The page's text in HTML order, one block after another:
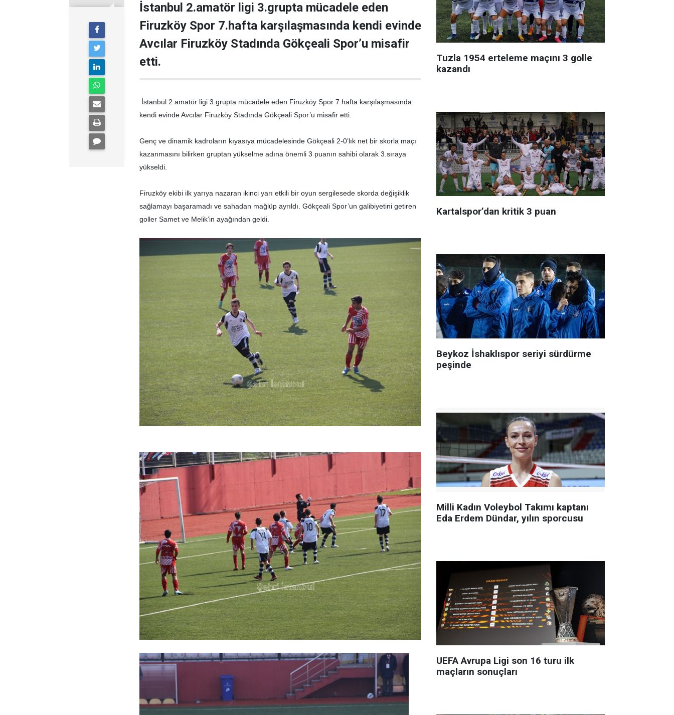
İstanbul 2.amatör ligi 3.grupta mücadele eden
Firuzköy Spor 7.hafta karşılaşmasında kendi evinde
Avcılar Firuzköy Stadında Gökçeali Spor’u misafir
etti.
İstanbul 2.amatör ligi 3.grupta mücadele eden Firuzköy Spor 7.hafta karşılaşmasında
kendi evinde Avcılar Firuzköy Stadında Gökçeali Spor’u misafir etti.
Genç ve dinamik kadroların kıyasıya mücadelesinde Gökçeali 2-0’lık net bir skorla maçı
kazanmasını bilirken gruptan yükselme adına önemli 3 puanın sahibi olarak 3.sıraya
yükseldi.
Firuzköy ekibi ilk yarıya nazaran ikinci yarı etkili bir oyun sergilesede skorda değişiklik
sağlamayı başaramadı ve sahadan mağlüp ayrıldı. Gökçeali Spor’un galibiyetini getiren
goller Samet ve Melik’in ayağından geldi.
Tuzla 1954 erteleme maçını 3 golle
kazandı
Kartalspor’dan kritik 3 puan
Beykoz İshaklıspor seriyi sürdürme
peşinde
Milli Kadın Voleybol Takımı kaptanı
Eda Erdem Dündar, yılın sporcusu
UEFA Avrupa Ligi son 16 turu ilk
maçların sonuçları